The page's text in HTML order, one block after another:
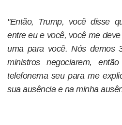
"Então, Trump, você disse
entre eu e você, você me
uma para você. Nós demos
ministros negociarem,
telefonema seu para me
sua ausência e na minha